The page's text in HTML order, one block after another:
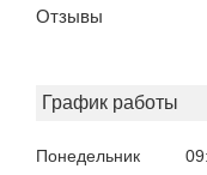
Отзывы
График работы
Понедельник